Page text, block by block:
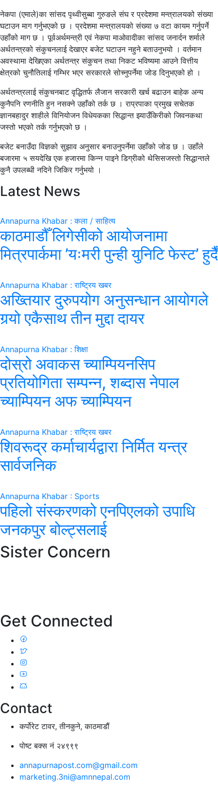
नेकपा (एमाले)का सांसद पृथ्वीसुब्बा गुरुङले संघ र प्रदेशमा मन्त्रालयको संख्या
घटाउन माग गर्नुभएको छ । प्रदेशमा मन्त्रालयको संख्या ७ वटा कायम गर्नुपर्ने
उहाँको माग छ । पूर्वअर्थमन्त्री एवं नेकपा माओवादीका सांसद जनार्दन शर्माले
अर्थतन्त्रको संकुचनलाई देखाएर बजेट घटाउन नहुने बताउनुभयो । वर्तमान
अवस्थामा देखिएका अर्थतन्त्र संकुचन तथा निकट भविष्यमा आउने वित्तीय
क्षेत्रको चुनौतिलाई गम्भिर भएर सरकारले सोच्नुपर्नेमा जोड दिनुभएको हो ।
अर्थतन्त्रलाई संकुचनबाट वृद्धितर्फ लैजान सरकारी खर्च बढाउन बाहेक अन्य
कुनैपनि रणनीति हुन नसक्ने उहाँको तर्क छ । राप्रपाका प्रमुख सचेतक
ज्ञानबहादुर शाहीले विनियोजन विधेयकका सिद्धान्त झ्याउँकिरीको जिवनकथा
जस्तो भएको तर्क गर्नुभएको छ ।
बजेट बनाउँदा विज्ञको सुझाव अनुसार बनाउनुपर्नेमा उहाँको जोड छ । उहाँले
बजारमा ५ सयदेखि एक हजारमा किन्न पाइने डिग्रीको थेसिसजस्तो सिद्धान्तले
कुनै उपलब्धी नदिने जिकिर गर्नुभयो ।
Latest News
Annapurna Khabar : कला / साहित्य
काठमाडौँ लिगेसीको आयोजनामा
मित्रपार्कमा ’यःमरी पुन्ही युनिटि फेस्ट’ हुदैँ
Annapurna Khabar : राष्ट्रिय खबर
अख्तियार दुरुपयोग अनुसन्धान आयोगले
गर्‍यो एकैसाथ तीन मुद्दा दायर
Annapurna Khabar : शिक्षा
दोस्रो अवाकस च्याम्पियनसिप
प्रतियोगिता सम्पन्न, शब्दास नेपाल
च्याम्पियन अफ च्याम्पियन
Annapurna Khabar : राष्ट्रिय खबर
शिवरूद्र कर्माचार्यद्वारा निर्मित यन्त्र
सार्वजनिक
Annapurna Khabar : Sports
पहिलो संस्करणको एनपिएलको उपाधि
जनकपुर बोल्ट्सलाई
Sister Concern
Get Connected
Contact
कर्पोरेट टावर, तीनकुने, काठमाडौं
पोष्ट बक्स नं २४९९९
annapurnapost.com@gmail.com
marketing.3ni@amnnepal.com